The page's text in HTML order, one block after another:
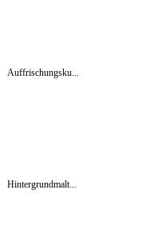
Auffrischungsku...
Hintergrundmalt...